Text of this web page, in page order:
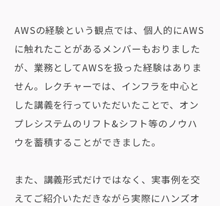
AWSの経験という観点では、個人的にAWS
に触れたことがあるメンバーもおりました
が、業務としてAWSを扱った経験はありま
せん。レクチャーでは、インフラを中心と
した講義を行っていただいたことで、オン
プレシステムのリフト&シフト等のノウハ
ウを蓄積することができました。
また、講義形式だけではなく、実事例を交
えてご紹介いただきながら実際にハンズオ